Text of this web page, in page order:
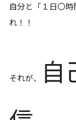
自分と「１日〇
れ！！
それが、 自